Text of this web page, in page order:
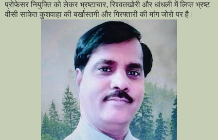
प्रोफेसर नियुक्ति को लेकर भ्रष्टाचार, रिश्वतखोरी और धांधली में लिप्त भ्रष्ट
वीसी साकेत कुशवाहा की बर्खास्तगी और गिरफ्तारी की मांग जोरो पर है।